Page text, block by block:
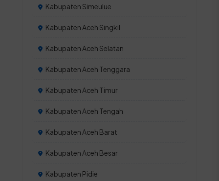
Kabupaten Simeulue
Kabupaten Aceh Singkil
Kabupaten Aceh Selatan
Kabupaten Aceh Tenggara
Kabupaten Aceh Timur
Kabupaten Aceh Tengah
Kabupaten Aceh Barat
Kabupaten Aceh Besar
Kabupaten Pidie